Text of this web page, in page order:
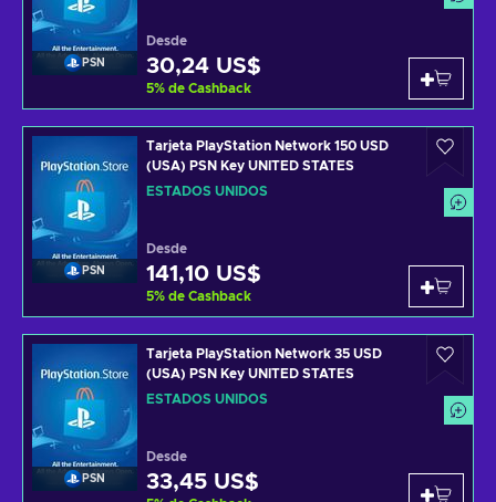
PSN
Desde
30,24 US$
5% de Cashback
PSN
Tarjeta PlayStation Network 150 USD
(USA) PSN Key UNITED STATES
ESTADOS UNIDOS
Desde
141,10 US$
5% de Cashback
PSN
Tarjeta PlayStation Network 35 USD
(USA) PSN Key UNITED STATES
ESTADOS UNIDOS
Desde
33,45 US$